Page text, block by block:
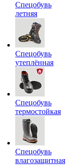
Спецобувь
летняя
Спецобувь
утеплённая
Спецобувь
термостойкая
Спецобувь
влагозащитная